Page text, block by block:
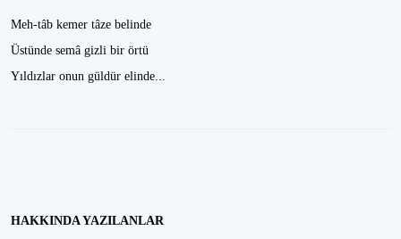
Meh-tâb kemer tâze belinde
Üstünde semâ gizli bir örtü
Yıldızlar onun güldür elinde...
HAKKINDA YAZILANLAR